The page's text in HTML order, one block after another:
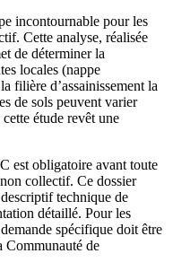
incontournable pour les
Cette analyse, réalisée
de déterminer la
locales (nappe
filière d’assainissement la
de sols peuvent varier
étude revêt une
est obligatoire avant toute
collectif. Ce dossier
technique de
détaillé. Pour les
spécifique doit être
Communauté de